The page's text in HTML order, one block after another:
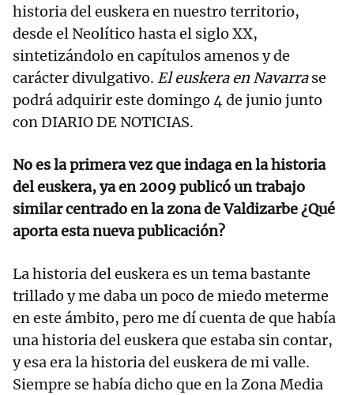
historia del euskera en nuestro territorio,
desde el Neolítico hasta el siglo XX,
sintetizándolo en capítulos amenos y de
carácter divulgativo. El euskera en Navarrase
podrá adquirir este domingo 4 de junio junto
con DIARIO DE NOTICIAS.
No es la primera vez que indaga en la historia
del euskera, ya en 2009 publicó un trabajo
similar centrado en la zona de Valdizarbe ¿Qué
aporta esta nueva publicación?
La historia del euskera es un tema bastante
trillado y me daba un poco de miedo meterme
en este ámbito, pero me dí cuenta de que había
una historia del euskera que estaba sin contar,
y esa era la historia del euskera de mi valle.
Siempre se había dicho que en la Zona Media